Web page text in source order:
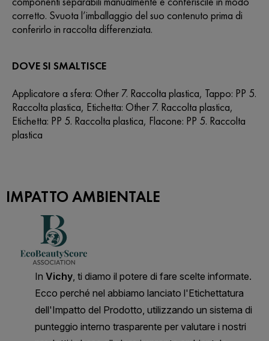
corretto. Svuota l’imballaggio del suo contenuto prima di
conferirlo in raccolta differenziata.
DOVE SI SMALTISCE
Applicatore a sfera: Other 7. Raccolta plastica, Tappo: PP 5.
Raccolta plastica, Etichetta: Other 7. Raccolta plastica,
Etichetta: PP 5. Raccolta plastica, Flacone: PP 5. Raccolta
plastica
IMPATTO AMBIENTALE